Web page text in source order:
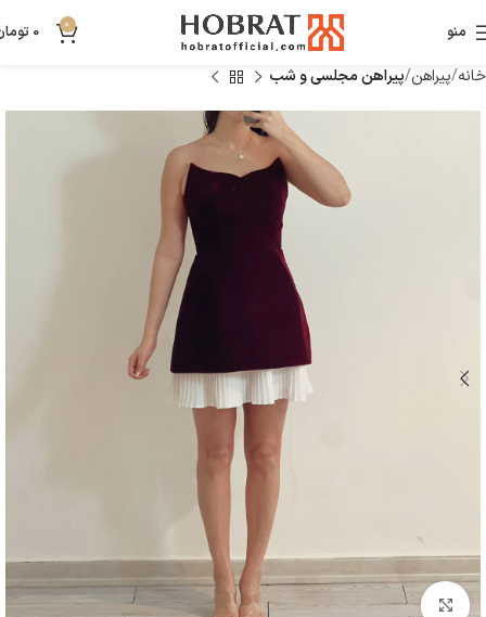
منو 0
0
خانه پیراهن پیراهن مجلسی و شب
بزرگنمایی تصویر